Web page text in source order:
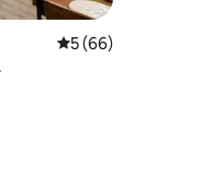
Note moyenne de
5 (66)